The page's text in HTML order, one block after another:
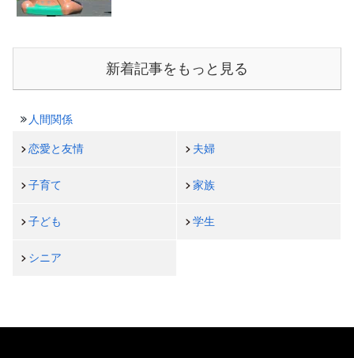
新着記事をもっと見る
人間関係
恋愛と友情 夫婦
子育て 家族
子ども 学生
シニア